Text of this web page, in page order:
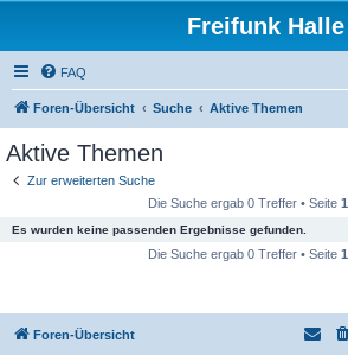
Freifunk Halle
FAQ
Foren-Übersicht Suche Aktive Themen
Aktive Themen
Zur erweiterten Suche
Die Suche ergab 0 Treffer • Seite 1
Es wurden keine passenden Ergebnisse gefunden.
Die Suche ergab 0 Treffer • Seite 1
Foren-Übersicht